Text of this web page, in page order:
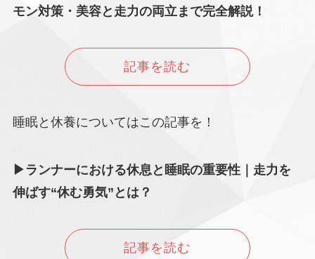
モン対策・美容と走力の両立まで完全解説！
記事を読む
睡眠と休養についてはこの記事を！
▶ランナーにおける休息と睡眠の重要性｜走力を
伸ばす“休む勇気”とは？
記事を読む